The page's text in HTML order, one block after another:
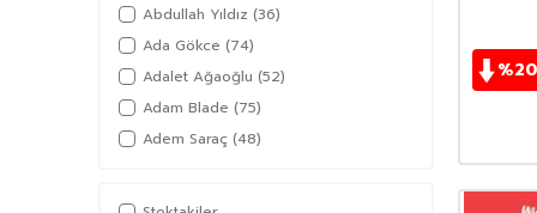
Abdullah Yıldız (36)
Ada Gökce (74)
Adalet Ağaoğlu (52)
Adam Blade (75)
Adem Saraç (48)
Afşar Timuçin
%20